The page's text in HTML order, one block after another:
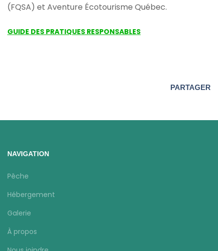
(FQSA) et Aventure Écotourisme Québec.
GUIDE DES PRATIQUES RESPONSABLES
PARTAGER
NAVIGATION
Pêche
Hébergement
Galerie
À propos